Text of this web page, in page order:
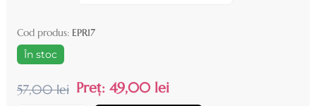
Cod produs: EPR17
În stoc
57,00 lei Preț: 49,00 lei